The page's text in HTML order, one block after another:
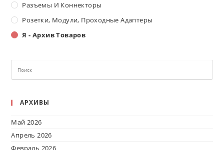
Разъемы И Коннекторы
Розетки, Модули, Проходные Адаптеры
Я - Архив Товаров
АРХИВЫ
Май 2026
Апрель 2026
Февраль 2026